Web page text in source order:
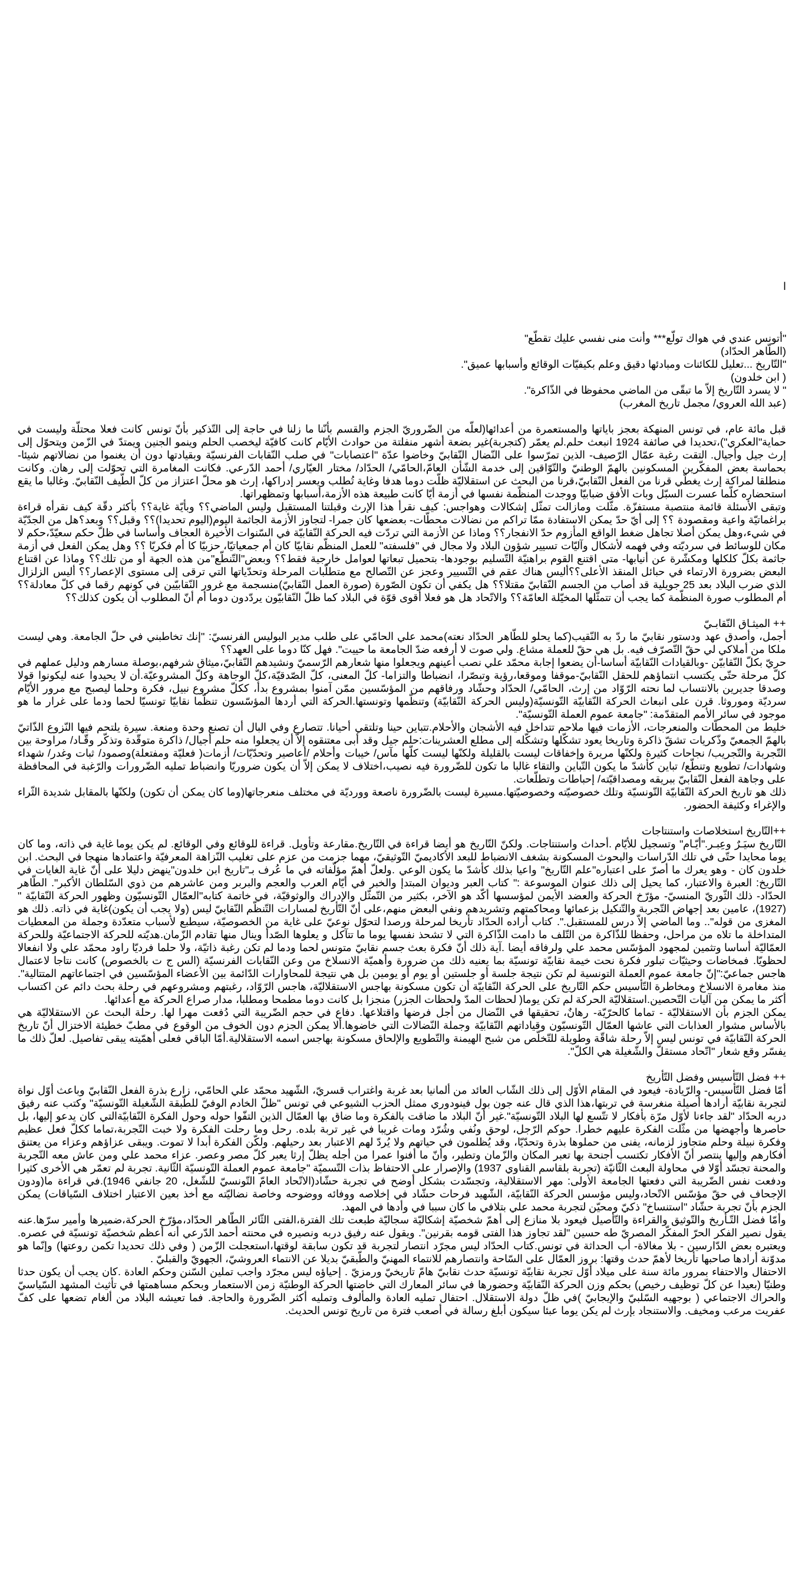
"أتونس عندي في هواك تولّع*** وأنت منى نفسي عليك تقطّع"
(الطّاهر الحدّاد)
"التّاريخ ...تعليل للكائنات ومبادئها دقيق وعلم بكيفيّات الوقائع وأسبابها عميق".
( ابن خلدون)
" لا يسرد التّاريخ إلاّ ما تبقّى من الماضي محفوظا في الذّاكرة".
(عبد الله العروي/ مجمل تاريخ المغرب)
قبل مائة عام، في تونس المنهكة بعجز باياتها والمستعمرة من أعدائها(لعلّه من الضّروريّ الجزم والقسم بأنّنا ما زلنا في حاجة إلى التّذكير بأنّ تونس كانت فعلا محتلّة وليست في
حماية"العكري")،تحديدا في صائفة 1924 انبعث حلم.لم يعمّر (كتجربة)غير بضعة أشهر منفلتة من حوادث الأيّام كانت كافيّة ليخصب الحلم وينمو الجنين ويمتدّ في الزّمن ويتحوّل إلى
إرث جيل وأجيال. التقت رغبة عمّال الرّصيف- الذين تمرّسوا على النّضال النّقابيّ وخاضوا عدّة "اعتصابات" في صلب النّقابات الفرنسيّة وبقيادتها دون أن يغنموا من نضالاتهم شيئا-
بحماسة بعض المفكّرين المسكونين بالهمّ الوطنيّ والتّوّاقين إلى خدمة الشّأن العامّ،الحامّي/ الحدّاد/ مختار العيّاري/ أحمد الدّرعي. فكانت المغامرة التي تحوّلت إلى رهان. وكانت
منطلقا لمراكة إرث يغطّي قرنا من الفعل النّقابيّ،قرنا من البحث عن استقلاليّة ظلّت دوما هدفا وغاية تُطلب ويعسر إدراكها، إرث هو محلّ اعتزاز من كلّ الطّيف النّقابيّ. وغالبا ما يقع
استحضاره كلّما عسرت السبّل وبات الأفق ضبابيّا ووجدت المنظّمة نفسها في أزمة أيّا كانت طبيعة هذه الأزمة،أسبابها وتمظهراتها.
وتبقى الأسئلة قائمة منتصبة مستفزّة. مثّلت ومازالت تمثّل إشكالات وهواجس: كيف نقرأ هذا الإرث وقبلتنا المستقبل وليس الماضي؟؟ وبأيّة غاية؟؟ بأكثر دقّة كيف نقرأه قراءة
براغماتيّة واعية ومقصودة ؟؟ إلى أيّ حدّ يمكن الاستفادة ممّا تراكم من نضالات محطّات- بعضعها كان جمرا- لتجاوز الأزمة الجاثمة اليوم(اليوم تحديدا)؟؟ وقبل؟؟ وبعد؟هل من الجدّيّة
في شيء،وهل يمكن أصلا تجاهل ضغط الواقع المأزوم حدّ الانفجار؟؟ وماذا عن الأزمة التي تردّت فيه الحركة النّقابيّة في السّنوات الأخيرة العجاف وأساسا في ظلّ حكم سعيّدّ،حكم لا
مكان للوسائط في سرديّته وفي فهمه لأشكال وآليّات تسيير شؤون البلاد ولا مجال في "فلسفته" للعمل المنظّم نقابيّا كان أم جمعياتيّا، حزبيّا كا أم فكريّا ؟؟ وهل يمكن الفعل في أزمة
جاثمة بكلّ كلكلها ومكشّرة عن أنيابها- متى اقتنع القوم براهنيّة التّسليم بوجودها- بتحميل تبعاتها لعوامل خارجية فقط؟؟ وبعض"التّنطّع"من هذه الجهة أو من تلك؟؟ وماذا عن اقتناع
البعض بضرورة الارتماء في حبائل المنقذ الأعلى؟؟أليس هناك عقم في التّسيير وعجز عن التّصالح مع متطلّبات المرحلة وتحدّياتها التي ترقى إلى مستوى الإعصار؟؟ أليس الزلزال
الذي ضرب البلاد بعد 25 جويلية قد أصاب من الجسم النّقابيّ مقتلا؟؟ هل يكفي أن تكون الصّورة (صورة العمل النّقابيّ)منسجمة مع غرور النّقابيّين في كونهم رقما في كلّ معادلة؟؟
أم المطلوب صورة المنظّمة كما يجب أن تتمثّلها المخيّلة العامّة؟؟ والاتّحاد هل هو فعلا أقوى قوّة في البلاد كما ظلّ النّقابيّون يردّدون دوما أم أنّ المطلوب أن يكون كذلك؟؟
++ الميثـاق النّقابـيّ
أجمل، وأصدق عهد ودستور نقابيّ ما ردّ به النّقيب(كما يحلو للطّاهر الحدّاد نعته)محمد علي الحامّي على طلب مدير البوليس الفرنسيّ: "إنك تخاطبني في حلّ الجامعة. وهي ليست
ملكا من أملاكي لي حقّ التّصرّف فيه. بل هي حقّ للعملة مشاع. ولي صوت لا أرفعه ضدّ الجامعة ما حييت". فهل كنّا دوما على العهد؟؟
حريّ بكلّ النّقابيّن -وبالقيادات النّقابيّة أساسا-أن يضعوا إجابة محمّد علي نصب أعينهم ويجعلوا منها شعارهم الرّسميّ ونشيدهم النّقابيّ،ميثاق شرفهم،بوصلة مسارهم ودليل عملهم في
كلّ مرحلة حتّى يكتسب انتماؤهم للحقل النّقابيّ-موقفا وموقعا،رؤية وتبصّرا، انضباطا والتزاما- كلّ المعنى، كلّ الصّدقيّة،كلّ الوجاهة وكلّ المشروعيّة.أن لا يحيدوا عنه ليكونوا قولا
وصدقا جديرين بالانتساب لما نحته الرّوّاد من إرث، الحامّي/ الحدّاد وحشّاد ورفاقهم من المؤسّسين ممّن آمنوا بمشروع بدأ، ككلّ مشروع نبيل، فكرة وحلما ليصبح مع مرور الأيّام
سرديّة وموروثا. قرن على انبعاث الحركة النّقابيّة التّونسيّة(وليس الحركة النّقابيّة) وتنظّمها وتونستها.الحركة التي أردها المؤسّسون تنظّما نقابيّا تونسيّا لحما ودما على غرار ما هو
موجود في سائر الأمم المتقدّمة: "جامعة عموم العملة التّونسيّة".
خليط من المحطّات والمنعرجات، الأزمات فيها ملاحم تتداخل فيه الأشجان والأحلام.تتباين حينا وتلتقي أحيانا. تتصارع وفي البال أن تصنع وحدة ومنعة. سيرة يلتحم فيها النّزوع الذّاتيّ
بالهمّ الجمعيّ وذّكريات تشقّ ذاكرة وتاريخا يعود تشكّلها وتشكّله إلى مطلع العشرينات:حلم جيل وقد أبى معتنقوه إلاّ أن يجعلوا منه حلم أجيال/ ذاكرة متوقّدة وتذكّر وقّـاد/ مراوحة بين
التّجربة والتّجريب/ نجاحات كثيرة ولكنّها مريرة وإخفاقات ليست بالقليلة ولكنّها ليست كلّها مآس/ خيبات وأحلام /أعاصير وتحدّيّات/ أزمات( فعليّة ومفتعلة)وصمود/ ثبات وغدر/ شهداء
وشهادات/ تطويع وتنطّع/ تباين كأشدّ ما يكون التّباين والتقاء غالبا ما تكون للضّرورة فيه نصيب،اختلاف لا يمكن إلاّ أن يكون ضروريّا وانضباط تمليه الضّرورات والرّغبة في المحافظة
على وجاهة الفعل النّقابيّ ببريقه ومصداقيّته/ إحباطات وتطلّعات.
ذلك هو تاريخ الحركة النّقابيّة التّونسيّة وتلك خصوصيّته وخصوصيّتها.مسيرة ليست بالضّرورة ناصعة وورديّة في مختلف منعرجاتها(وما كان يمكن أن تكون) ولكنّها بالمقابل شديدة الثّراء
والإغراء وكثيفة الحضور.
++التّاريخ استخلاصات واستنتاجات
التّاريخ سيَـرٌ وعِبـر."أيّـام" وتسجيل للأيّام .أحداث واستنتاجات. ولكنّ التّاريخ هو أيضا قراءة في التّاريخ.مقارعة وتأويل. قراءة للوقائع وفي الوقائع. لم يكن يوما غاية في ذاته، وما كان
يوما محايدا حتّى في تلك الدّراسات والبحوث المسكونة بشغف الانضباط للبعد الأكاديميّ التّوثيقيّ، مهما جزمت من عزم على تغليب النّزاهة المعرفيّة واعتمادها منهجا في البحث. ابن
خلدون كان - وهو يعرك ما أصرّ على اعتباره"علم التّاريخ" واعيا بذلك كأشدّ ما يكون الوعي .ولعلّ أهمّ مؤلّفاته في ما عُرف بـ"تاريخ ابن خلدون"ينهض دليلا على أنّ غاية الغايات في
التّاريخ: العبرة والاعتبار، كما يحيل إلى ذلك عنوان الموسوعة :" كتاب العبر وديوان المبتدإ والخبر في أيّام العرب والعجم والبربر ومن عاشرهم من ذوي السّلطان الأكبر". الطّاهر
الحدّاد- ذلك الثّوريّ المنسيّ- مؤرّخ الحركة والعضد الأيمن لمؤسسها أكّد هو الآخر، بكثير من التّمثّل والإدراك والوثوقيّة، في خاتمة كتابه"العمّال التّونسيّون وظهور الحركة النّقابيّة "
(1927)، عامين بعد إجهاض التّجربة والتّنكيل بزعمائها ومحاكمتهم وتشريدهم ونفي البعض منهم،على أنّ التّأريخ لمسارات التّنظّم النّقابيّ ليس (ولا يجب أن يكون)غاية في ذاته. ذلك هو
المغزى من قوله".. وما الماضي إلاّ درس للمستقبل.". كتاب أراده الحدّاد تأريخا لمرحلة ورصدا لتحوّل نوعيّ على غاية من الخصوصيّة، سيطبع لأسباب متعدّدة وجملة من المعطيات
المتداخلة ما تلاه من مراحل، وحفظا للذّاكرة من التّلف ما دامت الذّاكرة التي لا تشحذ نفسها يوما ما تتآكل و يعلوها الصّدأ وينال منها تقادم الزّمان.هديّته للحركة الاجتماعيّة وللحركة
العمّاليّة أساسا وتثمين لمجهود المؤسّس محمد علي ولرفاقه أيضا .آية ذلك أنّ فكرة بعث جسم نقابيّ متونس لحما ودما لم تكن رغبة ذاتيّة، ولا حلما فرديّا راود محمّد علي ولا انفعالا
لحظويّا. فمخاضات وحيثيّات تبلور فكرة نحت خيمة نقابيّة تونسيّة بما يعنيه ذلك من ضرورة وأهميّة الانسلاخ من وعن النّقابات الفرنسيّة (الس ج ت بالخصوص) كانت نتاجا لاعتمال
هاجس جماعيّ:"إنّ جامعة عموم العملة التونسية لم تكن نتيجة جلسة أو جلستين أو يوم أو يومين بل هي نتيجة للمحاوارات الدّائمة بين الأعضاء المؤسّسين في اجتماعاتهم المتتالية".
منذ مغامرة الانسلاخ ومخاطرة التّأسيس حكم التّاريخ على الحركة النّقابيّة أن تكون مسكونة بهاجس الاستقلاليّة، هاجس الرّوّاد، رغبتهم ومشروعهم في رحلة بحث دائم عن اكتساب
أكثر ما يمكن من آليات التّحصين.استقلاليّة الحركة لم تكن يوما( لحظات المدّ ولحظات الجزر) منجزا بل كانت دوما مطمحا ومطلبا، مدار صراع الحركة مع أعدائها.
يمكن الجزم بأن الاستقلاليّة - تماما كالحرّيّة- رهانٌ، تحقيقها في النّضال من أجل فرضها واقتلاعها. دفاع في حجم الضّريبة التي دُفعت مهرا لها. رحلة البحث عن الاستقلاليّة هي
بالأساس مشوار العذابات التي عاشها العمّال التّونسيّون وقياداتهم النّقابيّة وجملة النّضالات التي خاضوها.ألا يمكن الجزم دون الخوف من الوقوع في مطبّ خطيئة الاختزال أنّ تاريخ
الحركة النّقابيّة في تونس ليس إلاّ رحلة شاقّة وطويلة للتّخلّص من شبح الهيمنة والتّطويع والإلحاق مسكونة بهاجس اسمه الاستقلالية.أمّا الباقي فعلى أهمّيته يبقى تفاصيل. لعلّ ذلك ما
يفسّر وقع شعار "اتّحاد مستقلّ والشّغيلة هي الكلّ".
++ فضل التّأسيس وفضل التّأريخ
أمّا فضل التّأسيس- والرّيادة- فيعود في المقام الأوّل إلى ذلك الشّاب العائد من ألمانيا بعد غربة واغتراب قسريّ، الشّهيد محمّد علي الحامّي، زارع بذرة الفعل النّقابيّ وباعث أوّل نواة
لتجربة نقابيّة أرادها أصيلة منغرسة في تربتها،هذا الذي قال عنه جون بول فينودوري ممثل الحزب الشيوعي في تونس "ظلّ الخادم الوفيّ للطّبقة الشّغيلة التّونسيّة" وكتب عنه رفيق
دربه الحدّاد "لقد جاءنا لأوّل مرّة بأفكار لا تتّسع لها البلاد التّونسيّة".غير أنّ البلاد ما ضاقت بالفكرة وما ضاق بها العمّال الذين التفّوا حوله وحول الفكرة النّقابيّةالتي كان يدعو إليها، بل
حاصرها وأجهضها من مثّلت الفكرة عليهم خطرا. حوكم الرّجل، لوحق ونُفي وشُرّد ومات غريبا في غير تربة بلده. رحل وما رحلت الفكرة ولا خبت التّجربة،تماما ككلّ فعل عظيم
وفكرة نبيلة وحلم متجاوز لزمانه، يفنى من حملوها بذرة وتحدّيّا، وقد يُظلمون في حياتهم ولا يُردّ لهم الاعتبار بعد رحيلهم. ولكّن الفكرة أبدا لا تموت. ويبقى عزاؤهم وعزاء من يعتنق
أفكارهم وإليها ينتصر أنّ الأفكار تكتسب أجنحة بها تعبر المكان والزّمان وتطير، وأنّ ما أفنوا عمرا من أجله يظلّ إرثا يعبر كلّ مصر وعصر. عزاء محمد علي ومن عاش معه التّجربة
والمحنة تجسّد أوّلا في محاولة البعث الثّانيّة (تجربة بلقاسم القناوي 1937) والإصرار على الاحتفاظ بذات التّسميّة "جامعة عموم العملة التّونسيّة الثّانية. تجربة لم تعمّر هي الأخرى كثيرا
ودفعت نفس الضّريبة التي دفعتها الجامعة الأولى: مهر الاستقلالية، وتجسّدت بشكل أوضح في تجربة حشّاد(الاتّحاد العامّ التّونسيّ للشّغل، 20 جانفي 1946).في قراءة ما(ودون
الإجحاف في حقّ مؤسّس الاتّحاد،وليس مؤسس الحركة النّقابيّة، الشّهيد فرحات حشّاد في إخلاصه ووفائه ووضوحه وخاصة نضاليّته مع أخذ بعين الاعتبار اختلاف السّياقات) يمكن
الجزم بأنّ تجربة حشّاد "استنساخ" ذكيّ ومحيّن لتجربة محمد علي بتلافي ما كان سببا في وأدها في المهد.
وأمّا فضل التّـأريخ والتّوثيق والقراءة والتّأصيل فيعود بلا منازع إلى أهمّ شخصيّة إشكاليّة سجاليّة طبعت تلك الفترة،الفتى الثّائر الطّاهر الحدّاد،مؤرّخ الحركة،ضميرها وأمير سرّها.عنه
يقول نصير الفكر الحرّ المفكّر المصريّ طه حسين "لقد تجاوز هذا الفتى قومه بقرنين". ويقول عنه رفيق دربه ونصيره في محنته أحمد الدّرعي أنه أعظم شخصيّة تونسيّة في عصره.
ويعتبره بعض الدّارسين - بلا مغالاة- أب الحداثة في تونس.كتاب الحدّاد ليس مجرّد انتصار لتجربة قد تكون سابقة لوقتها،استعجلت الزّمن ( وفي ذلك تحديدا تكمن روعتها) وإنّما هو
مدوّنة أرادها صاحبها تأريخا لأهمّ حدث وقتها: بروز العمّال على السّاحة وانتصارهم للانتماء المهنيّ والطّبقيّ بديلا عن الانتماء العروشيّ، الجهويّ والقبليّ .
الاحتفال والاحتفاء بمرور مائة سنة على ميلاد أوّل تجربة نقابيّة تونسيّة حدث نقابيّ هامّ تاريخيّ ورمزيّ . إحياؤه ليس مجرّد واجب تملين السّنن وحكم العادة .كان يجب أن يكون حدثا
وطنيّا (بعيدا عن كلّ توظيف رخيص) بحكم وزن الحركة النّقابيّة وحضورها في سائر المعارك التي خاضتها الحركة الوطنيّة زمن الاستعمار وبحكم مساهمتها في تأثيث المشهد السّياسيّ
والحراك الاجتماعي ( بوجهيه السّلبيّ والإيجابيّ )في ظلّ دولة الاستقلال. احتفال تمليه العادة والمألوف وتمليه أكثر الضّرورة والحاجة. فما تعيشه البلاد من ألغام تضعها على كفّ
عفريت مرعب ومخيف. والاستنجاد بإرث لم يكن يوما عبئا سيكون أبلغ رسالة في أصعب فترة من تاريخ تونس الحديث.